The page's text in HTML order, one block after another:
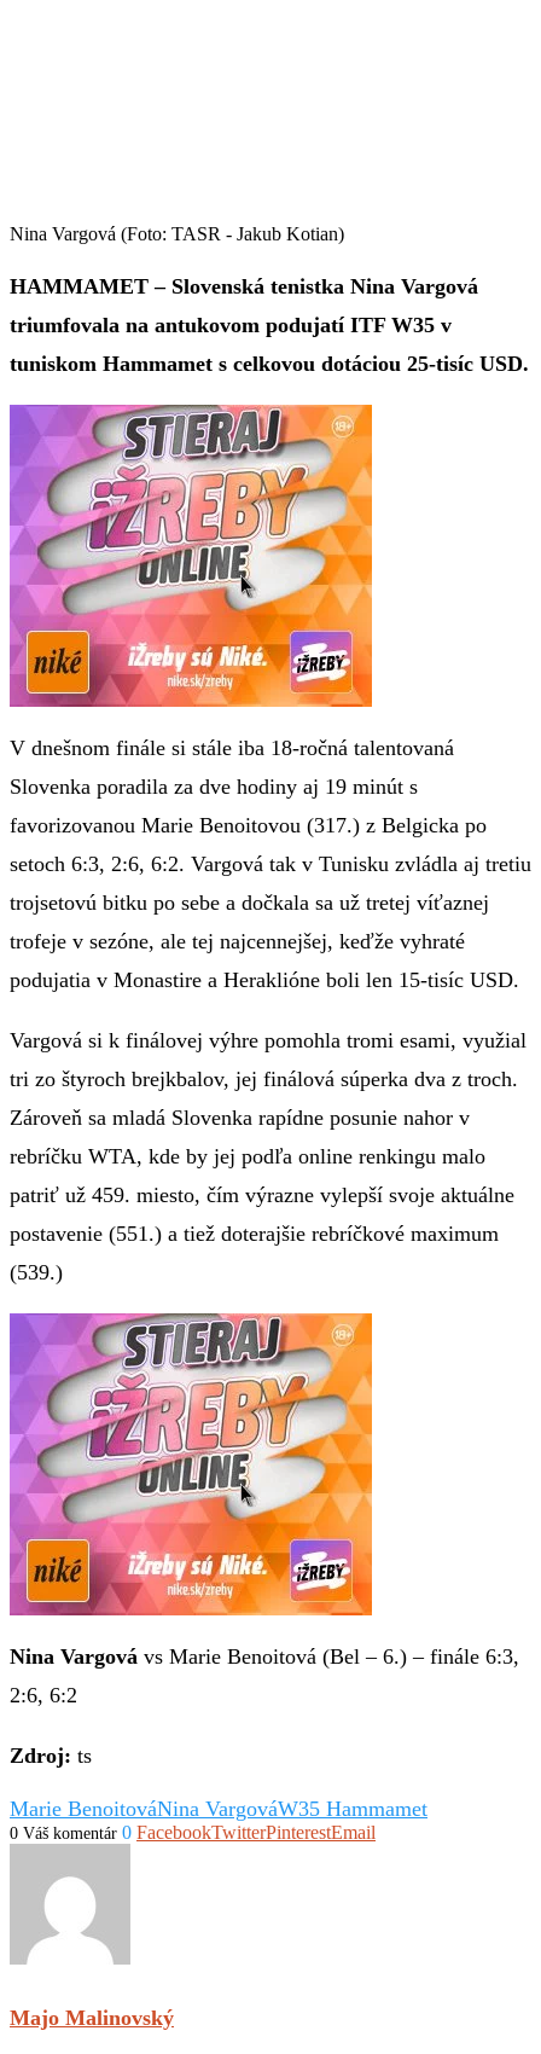
Nina Vargová (Foto: TASR - Jakub Kotian)
HAMMAMET – Slovenská tenistka Nina Vargová
triumfovala na antukovom podujatí ITF W35 v
tuniskom Hammamet s celkovou dotáciou 25-tisíc USD.
V dnešnom finále si stále iba 18-ročná talentovaná
Slovenka poradila za dve hodiny aj 19 minút s
favorizovanou Marie Benoitovou (317.) z Belgicka po
setoch 6:3, 2:6, 6:2. Vargová tak v Tunisku zvládla aj tretiu
trojsetovú bitku po sebe a dočkala sa už tretej víťaznej
trofeje v sezóne, ale tej najcennejšej, keďže vyhraté
podujatia v Monastire a Heraklióne boli len 15-tisíc USD.
Vargová si k finálovej výhre pomohla tromi esami, využial
tri zo štyroch brejkbalov, jej finálová súperka dva z troch.
Zároveň sa mladá Slovenka rapídne posunie nahor v
rebríčku WTA, kde by jej podľa online renkingu malo
patriť už 459. miesto, čím výrazne vylepší svoje aktuálne
postavenie (551.) a tiež doterajšie rebríčkové maximum
(539.)
Nina Vargová vs Marie Benoitová (Bel – 6.) – finále 6:3,
2:6, 6:2
Zdroj: ts
Marie BenoitováNina VargováW35 Hammamet
0 Váš komentár 0 FacebookTwitterPinterestEmail
Majo Malinovský